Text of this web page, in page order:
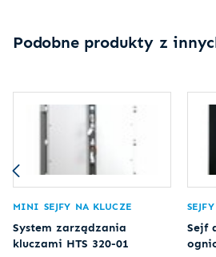
Podobne produkty z
MINI SEJFY NA KLUCZE
System zarządzania
kluczami HTS 320-01
Sejf